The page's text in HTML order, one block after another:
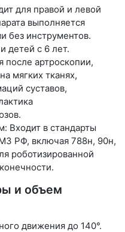
для правой и левой
выполняется
без инструментов.
детей с 6 лет.
после артроскопии,
мягких тканях,
суставов,
Входит в стандарты
РФ, включая 788н, 90н,
роботизированной
и объем
движения до 140°.